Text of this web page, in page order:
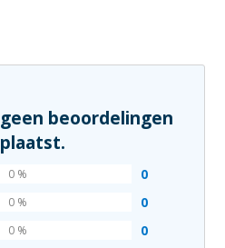
beoordelingen
0
0 %
0
0 %
0
0 %